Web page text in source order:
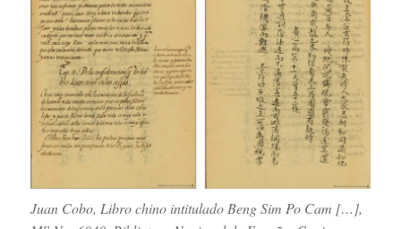
Juan Cobo, Libro chino intitulado Beng Sim Po Cam […],